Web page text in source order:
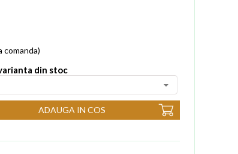
comanda)
din stoc
ADAUGA IN COS